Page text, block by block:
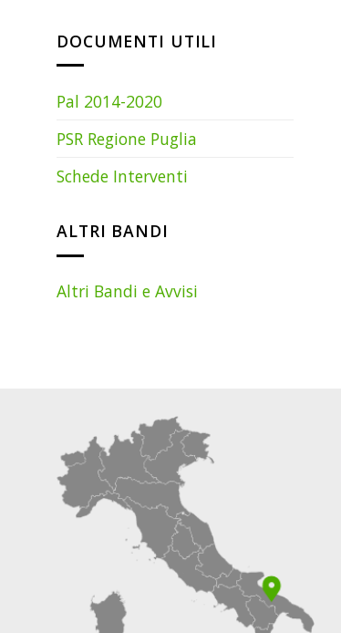
DOCUMENTI UTILI
Pal 2014-2020
PSR Regione Puglia
Schede Interventi
ALTRI BANDI
Altri Bandi e Avvisi